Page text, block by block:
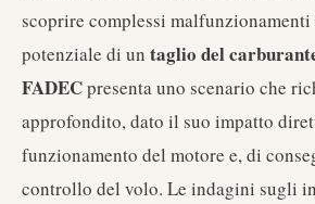
scoprire complessi
potenziale di un taglio del
FADECpresenta uno scenario che
approfondito, dato il suo impatto
funzionamento del motore e, di
controllo del volo. Le indagini sugli